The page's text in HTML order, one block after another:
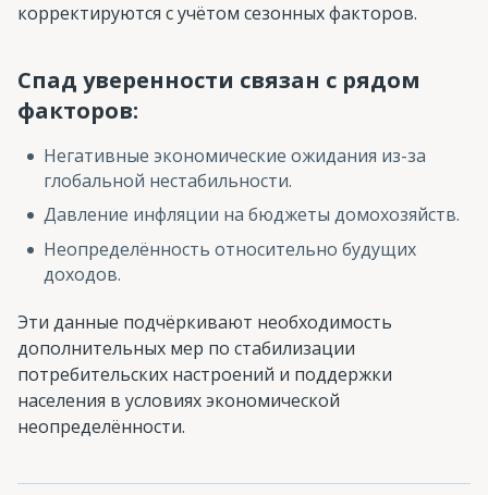
корректируются с учётом сезонных факторов.
Спад уверенности связан с рядом
факторов:
Негативные экономические ожидания из-за
глобальной нестабильности.
Давление инфляции на бюджеты домохозяйств.
Неопределённость относительно будущих
доходов.
Эти данные подчёркивают необходимость
дополнительных мер по стабилизации
потребительских настроений и поддержки
населения в условиях экономической
неопределённости.